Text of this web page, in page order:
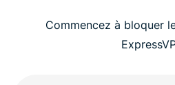
Commencez à bloquer